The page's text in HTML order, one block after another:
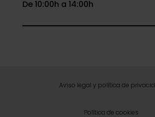
De 10:00h a 14:00h
Aviso legal y política de
Política de cookies